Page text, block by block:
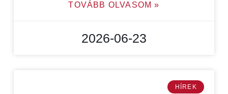
TOVÁBB OLVASOM »
2026-06-23
HÍREK